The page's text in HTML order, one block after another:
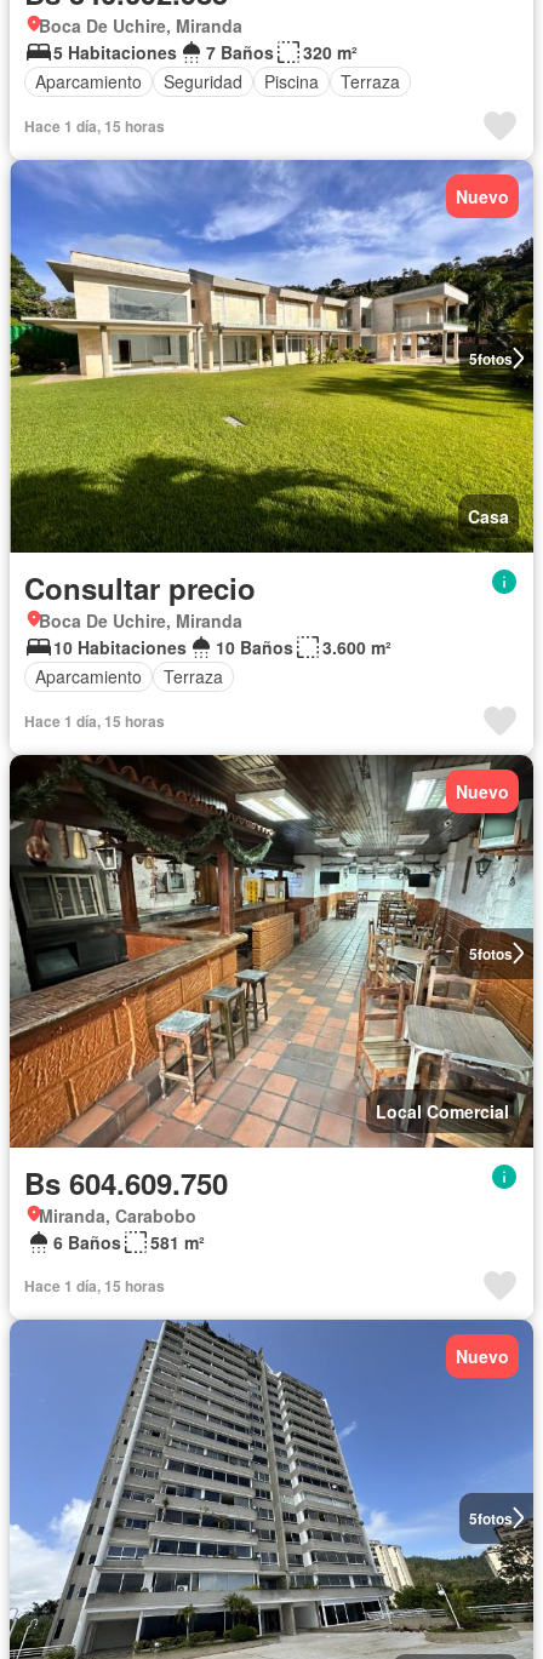
Boca De Uchire, Miranda
5 Habitaciones
7 Baños
320 m²
Aparcamiento
Seguridad Piscina Terraza
Hace 1 día, 15 horas
5fotos
Nuevo
Casa
Consultar precio
Boca De Uchire, Miranda
10 Habitaciones
10 Baños
3.600 m²
Aparcamiento
Terraza
Hace 1 día, 15 horas
5fotos
Nuevo
Local Comercial
Bs 604.609.750
Miranda, Carabobo
6 Baños
581 m²
Hace 1 día, 15 horas
5fotos
Nuevo